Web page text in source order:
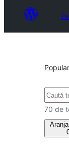
Caută
70 de